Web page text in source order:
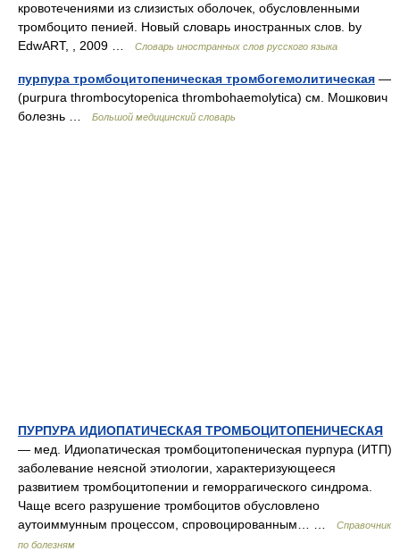
кровотечениями из слизистых оболочек, обусловленными
тромбоцито пенией. Новый словарь иностранных слов. by
EdwART, , 2009 …
Словарь иностранных слов русского языка
пурпура тромбоцитопеническая тромбогемолитическая —
(purpura thrombocytopenica thrombohaemolytica) см. Мошкович
болезнь …
Большой медицинский словарь
ПУРПУРА ИДИОПАТИЧЕСКАЯ ТРОМБОЦИТОПЕНИЧЕСКАЯ
— мед. Идиопатическая тромбоцитопеническая пурпура (ИТП)
заболевание неясной этиологии, характеризующееся
развитием тромбоцитопении и геморрагического синдрома.
Чаще всего разрушение тромбоцитов обусловлено
аутоиммунным процессом, спровоцированным… …
Справочник
по болезням